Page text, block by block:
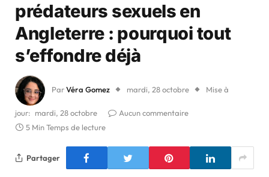
prédateurs sexuels en
Angleterre : pourquoi tout
s’effondre déjà
ParVéra Gomez mardi, 28 octobre Mise à
jour: mardi, 28 octobre
Aucun commentaire
5 Min Temps de lecture
Partager